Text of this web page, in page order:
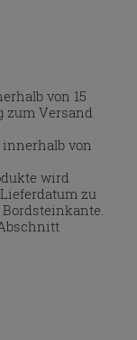
von 15
zum Versand
von
wird
zu